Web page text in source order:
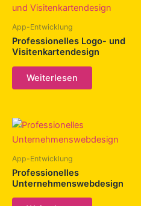
App-Entwicklung
Professionelles Logo- und
Visitenkartendesign
Weiterlesen
App-Entwicklung
Professionelles
Unternehmenswebdesign